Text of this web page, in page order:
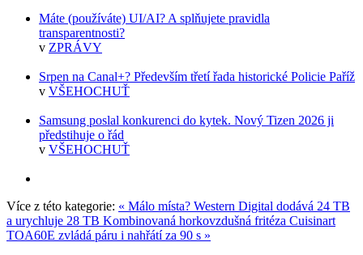
Máte (používáte) UI/AI? A splňujete pravidla
transparentnosti?
v ZPRÁVY
Srpen na Canal+? Především třetí řada historické Policie Paříž
v VŠEHOCHUŤ
Samsung poslal konkurenci do kytek. Nový Tizen 2026 ji
předstihuje o řád
v VŠEHOCHUŤ
Více z této kategorie: « Málo místa? Western Digital dodává 24 TB
a urychluje 28 TB Kombinovaná horkovzdušná fritéza Cuisinart
TOA60E zvládá páru i nahřátí za 90 s »